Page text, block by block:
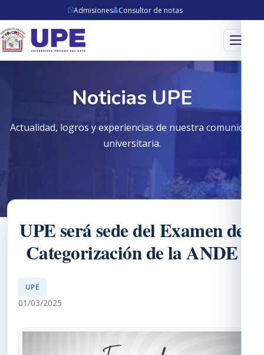
Admisiones Consultor de notas
Menú
Noticias UPE
Actualidad, logros y experiencias de nuestra comunidad
universitaria.
UPE será sede del Examen de
Categorización de la ANDE
UPE
01/03/2025